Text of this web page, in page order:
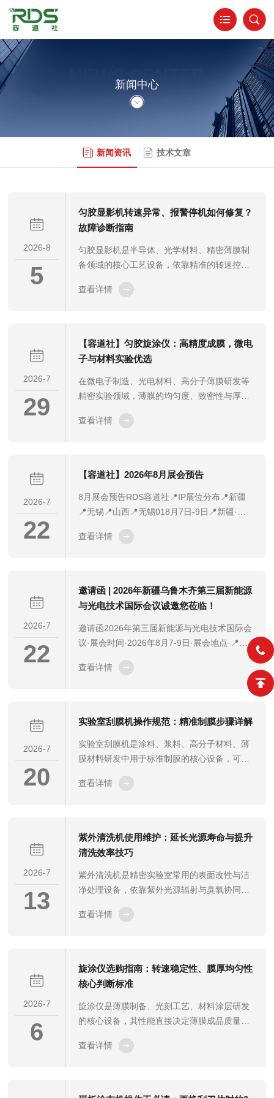
NEWS CENTER
新闻中心
新闻资讯 技术文章
2026-8
5
匀胶显影机转速异常、报警停机如何修复？
故障诊断指南
匀胶显影机是半导体、光学材料、精密薄膜制
备领域的核心工艺设备，依靠精准的转速控制
决定薄膜厚度均匀性与成品良率。在长期运行
转速不达标、无故报警停机等故障，直接中断
生产工艺，造成样品报废与产能损耗。为快速
机转速异常与报警停机的标准化诊断与修复方
法。一、负载与基片装夹故障排查修复装夹异
基...
查看详情
2026-7
29
【容道社】匀胶旋涂仪：高精度成膜，微电
子与材料实验优选
在微电子制造、光电材料、高分子薄膜研发等
精密实验领域，薄膜的均匀度、致密性与厚度
性。传统人工涂膜、刮刀制样方式难以实现超
高精度科研需求。匀胶旋涂仪是专为精密成膜
化制膜，成膜精度高、重复性好，是微电子加
工与新型材料实验的核心优选设备。一、工作
配备专用吸附固定结构，可稳固吸附各类平整
查看详情
2026-7
22
【容道社】2026年8月展会预告
8月展会预告RDS容道社📍IP展位分布📍新疆
📍无锡📍山西📍无锡018月7日-9日📍新疆·乌
议028月7日-9日📍江苏·无锡2026先进能源材
电、能源与新材料大会048月31日-9月2日📍江
苏·无锡无锡半导体设备展CSEAC2026展会简
2026年8月7日-8月9日📍地点：新疆乌鲁木齐
·...
查看详情
2026-7
22
邀请函 | 2026年新疆乌鲁木齐第三届新能源
与光电技术国际会议诚邀您莅临！
邀请函2026年第三届新能源与光电技术国际会
议·展会时间·2026年8月7-9日·展会地点·📍新
疆乌鲁木齐·尊茂鸿福酒店三楼·银殿1厅/2厅诚
邀莅临“2026年第三届新能源与光电技术国际
会议”将于2026年8月7日—8月9日在新疆乌鲁
的科研仪器如：涂胶机、显影机，烤胶机、旋
机等重磅亮相，我们以自研设备助力新能源、
半导体、光学材料研发生产。本次展会现场可
地行...
查看详情
2026-7
20
实验室刮膜机操作规范：精准制膜步骤详解
实验室刮膜机是涂料、浆料、高分子材料、薄
膜材料研发中用于标准制膜的核心设备，可替
稳带来的膜厚偏差，保障涂膜均匀性、一致性
本文结合实验室通用操作准则，详细讲解实验
室刮膜机制膜步骤与操作要点。一、实验前设
境预处理，为精准制膜奠定基础。首先清理刮
膜机工作台面、刮刀及配套工装，确保表面无
划...
查看详情
2026-7
13
紫外清洗机使用维护：延长光源寿命与提升
清洗效率技巧
紫外清洗机是精密实验室常用的表面改性与洁
净处理设备，依靠紫外光源辐射与臭氧协同作
泛应用于薄膜、芯片、光学器件等精密样品预
方法与系统化维护手段，能够有效延缓光源老
化、稳定辐射性能，同时持续提升清洗效率，
准化开机操作，减少光源无效损耗不合理的启
停操作是加速紫外光源老化的主要诱因。日常
频...
查看详情
2026-7
6
旋涂仪选购指南：转速稳定性、膜厚均匀性
核心判断标准
旋涂仪是薄膜制备、光刻工艺、材料涂层研发
的核心设备，其性能直接决定薄膜成品质量与
牌与高配参数，核心聚焦转速稳定性与膜厚均
工业用户提供实用参考。一、转速稳定性：性
查看详情